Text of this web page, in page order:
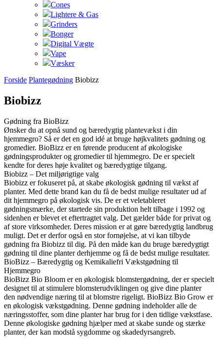
Cones
Lightere & Gas
Grinders
Bonger
Digital Vægte
Vape
Væsker
Forside Plantegødning Biobizz
Biobizz
Gødning fra BioBizz
Ønsker du at opnå sund og bæredygtig plantevækst i din
hjemmegro? Så er det en god idé at bruge højkvalitets gødning og
gromedier. BioBizz er en førende producent af økologiske
gødningsprodukter og gromedier til hjemmegro. De er specielt
kendte for deres høje kvalitet og bæredygtige tilgang.
Biobizz – Det miljørigtige valg
Biobizz er fokuseret på, at skabe økologisk gødning til vækst af
planter. Med dette brand kan du få de bedst mulige resultater ud af
dit hjemmegro på økologisk vis. De er et veletableret
gødningsmærke, der startede sin produktion helt tilbage i 1992 og
sidenhen er blevet et eftertragtet valg. Det gælder både for privat og
af store virksomheder. Deres mission er at gøre bæredygtig landbrug
muligt. Det er derfor også en stor fornøjelse, at vi kan tilbyde
gødning fra Biobizz til dig. På den måde kan du bruge bæredygtigt
gødning til dine planter derhjemme og få de bedst mulige resultater.
BioBizz – Bæredygtig og Kemikaliefri Vækstgødning til
Hjemmegro
BioBizz Bio Bloom er en økologisk blomstergødning, der er specielt
designet til at stimulere blomsterudviklingen og give dine planter
den nødvendige næring til at blomstre rigeligt. BioBizz Bio Grow er
en økologisk vækstgødning. Denne gødning indeholder alle de
næringsstoffer, som dine planter har brug for i den tidlige vækstfase.
Denne økologiske gødning hjælper med at skabe sunde og stærke
planter, der kan modstå sygdomme og skadedyrsangreb.